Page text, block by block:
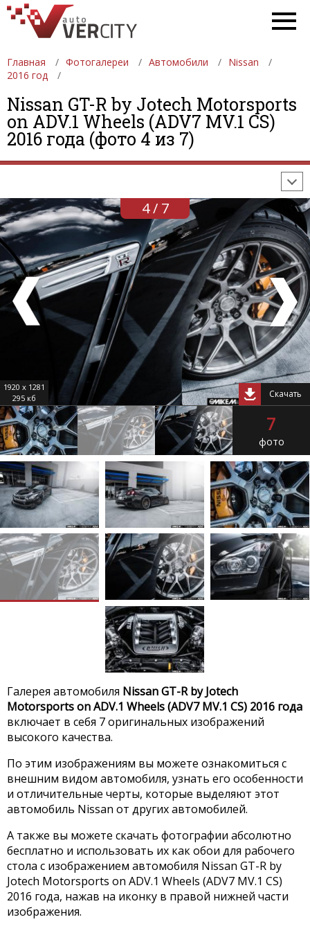
Главная Фотогалереи Автомобили
Nissan
2016 год
Nissan GT-R by Jotech Motorsports
on ADV.1 Wheels (ADV7 MV.1 CS)
2016 года (фото 4 из 7)
ФОТОГАЛЕРЕИ АВТОМОБИЛИ
ДЕВУШКИ
АВТОСАЛОНЫ
ФОРМУЛА-1
4 / 7
1920 x 1281
295 кб
Скачать
7
фото
Галерея автомобиля Nissan GT-R by Jotech
Motorsports on ADV.1 Wheels (ADV7 MV.1 CS) 2016 года
включает в себя 7 оригинальных изображений
высокого качества.
По этим изображениям вы можете ознакомиться с
внешним видом автомобиля, узнать его особенности
и отличительные черты, которые выделяют этот
автомобиль Nissan от других автомобилей.
А также вы можете скачать фотографии абсолютно
бесплатно и использовать их как обои для рабочего
стола с изображением автомобиля Nissan GT-R by
Jotech Motorsports on ADV.1 Wheels (ADV7 MV.1 CS)
2016 года, нажав на иконку в правой нижней части
изображения.